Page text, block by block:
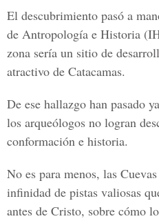
El descubrimiento pasó a
de Antropología e Historia
zona sería un sitio de
atractivo de Catacamas.
De ese hallazgo han pasado
los arqueólogos no logran
conformación e historia.
No es para menos, las
infinidad de pistas valiosas
antes de Cristo, sobre cómo